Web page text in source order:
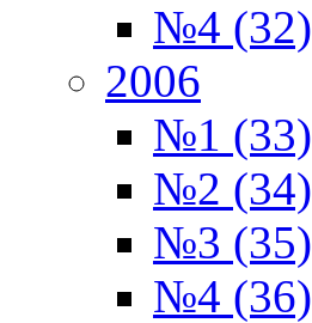
№4 (32)
2006
№1 (33)
№2 (34)
№3 (35)
№4 (36)